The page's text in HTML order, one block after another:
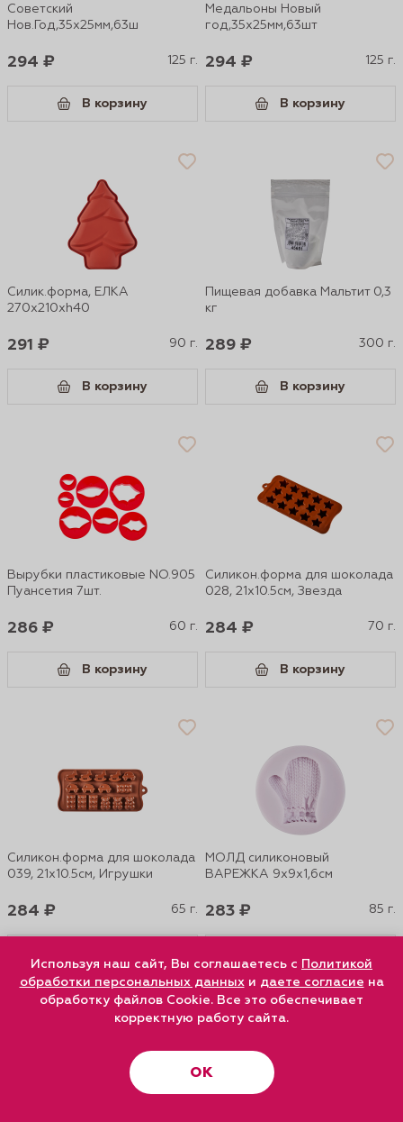
Советский
Нов.Год,35х25мм,63ш
294 ₽ 125 г.
В корзину
Медальоны Новый
год,35х25мм,63шт
294 ₽ 125 г.
В корзину
Силик.форма, ЕЛКА
270х210хh40
291 ₽ 90 г.
В корзину
Пищевая добавка Мальтит 0,3
кг
289 ₽ 300 г.
В корзину
Вырубки пластиковые NO.905
Пуансетия 7шт.
286 ₽ 60 г.
В корзину
Силикон.форма для шоколада
028, 21х10.5см, Звезда
284 ₽ 70 г.
В корзину
Силикон.форма для шоколада
039, 21х10.5см, Игрушки
284 ₽ 65 г.
МОЛД силиконовый
ВАРЕЖКА 9х9х1,6см
283 ₽ 85 г.
Используя наш сайт, Вы соглашаетесь с Политикой
обработки персональных данныхи даете согласие на
обработку файлов Cookie. Все это обеспечивает
корректную работу сайта.
ОК